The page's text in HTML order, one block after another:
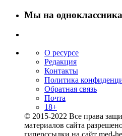
Мы на
О ресурсе
Редакция
Контакты
Политика
Обратная связь
Почта
18+
© 2015-2022 Все права
материалов сайта